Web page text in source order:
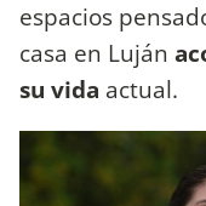
espacios
casa en Luján
su vida actual.